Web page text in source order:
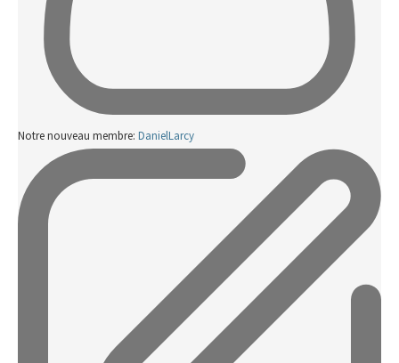
Notre nouveau membre: DanielLarcy